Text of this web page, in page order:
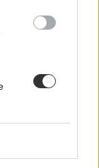
10 ezer
gyerekenként -
MTI-hez